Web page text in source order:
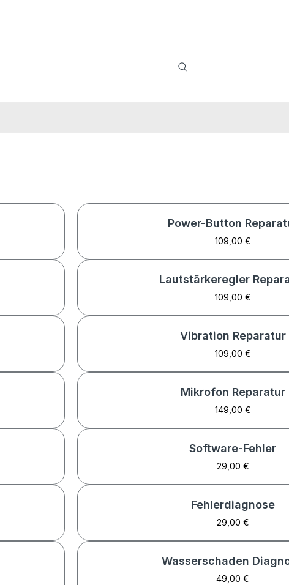
Power-Button
109,00 €
Lautstärkeregler
109,00 €
Vibration Reparatur
109,00 €
Mikrofon Reparatur
149,00 €
Software-Fehler
29,00 €
Fehlerdiagnose
29,00 €
Wasserschaden
49,00 €